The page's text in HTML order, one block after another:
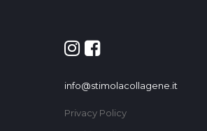
info@stimolacollagene.it
Privacy Policy